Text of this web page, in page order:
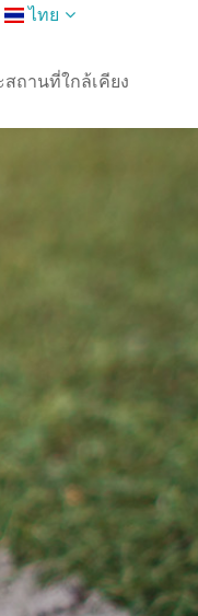
ไทย
ถานที่ใกล้เคียง